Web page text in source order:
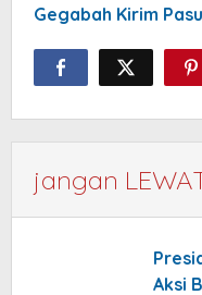
Gegabah Kirim
jangan
Aksi